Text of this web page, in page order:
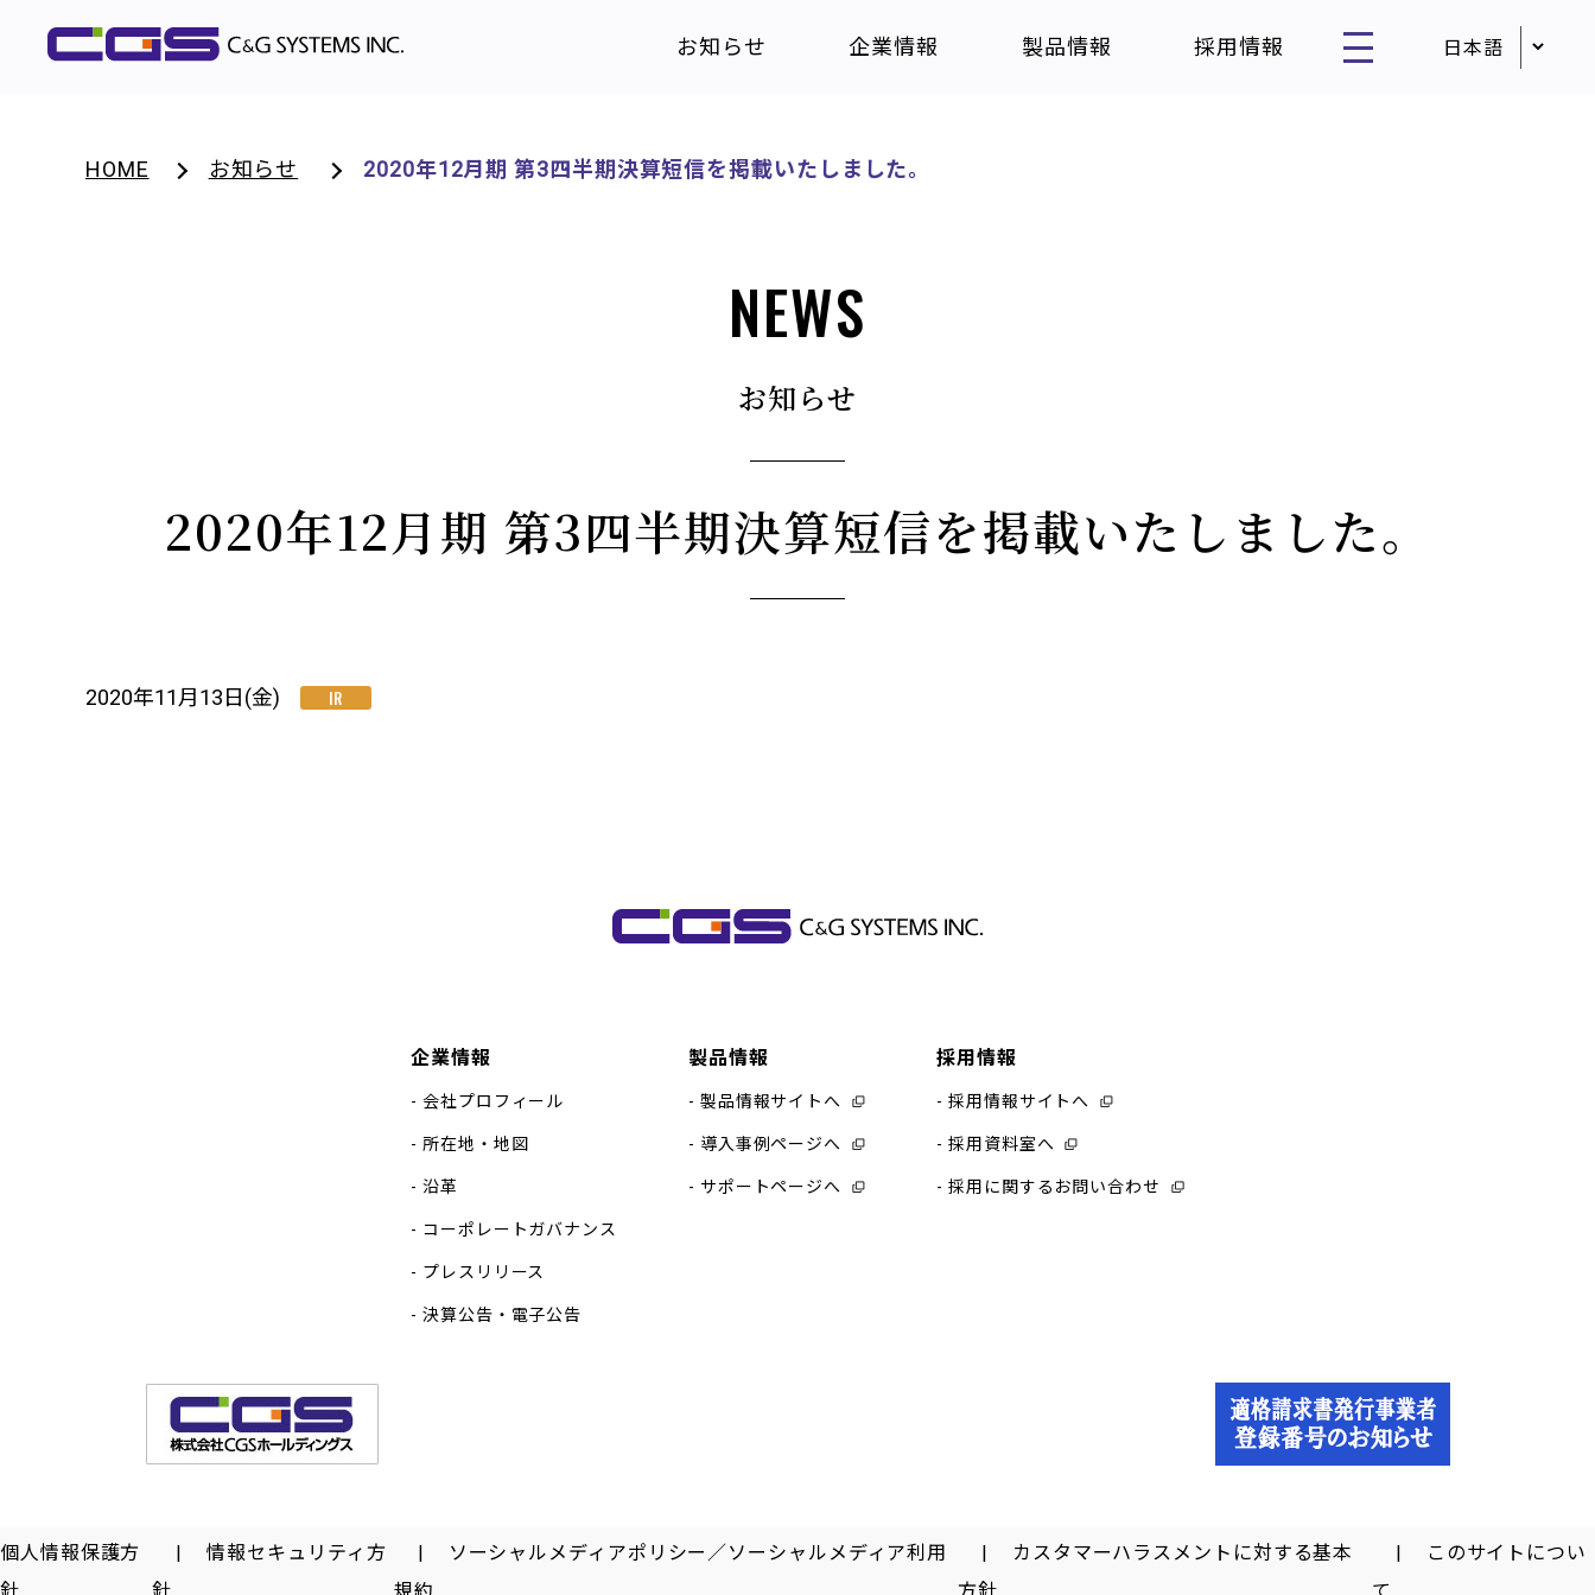
お知らせ 企業情報 製品情報 採用情報
HOME お知らせ 2020年12月期 第3四半期決算短信を掲載いたしました。
NEWS
お知らせ
2020年12月期 第3四半期決算短信を掲載いたしました。
2020年11月13日(金) IR
企業情報
会社プロフィール
所在地・地図
沿革
コーポレートガバナンス
プレスリリース
決算公告・電子公告
製品情報
製品情報サイトへ
導入事例ページへ
サポートページへ
採用情報
採用情報サイトへ
採用資料室へ
採用に関するお問い合わせ
個人情報保護方
情報セキュリティ方
ソーシャルメディアポリシー／ソーシャルメディア利用
カスタマーハラスメントに対する基本
このサイトについ